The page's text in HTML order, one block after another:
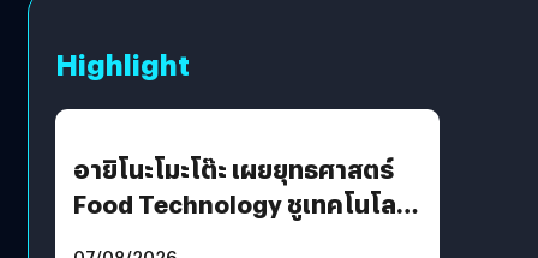
Highlight
อายิโนะโมะโต๊ะ เผยยุทธศาสตร์
Food Technology ชูเทคโนโลยี